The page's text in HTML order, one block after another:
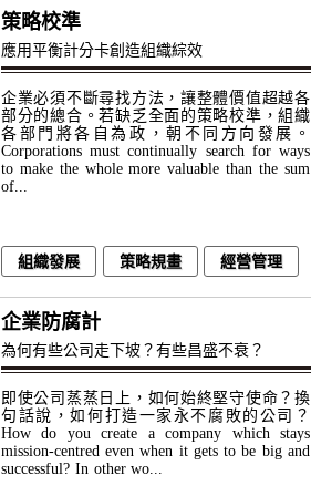
策略校準
應用平衡計分卡創造組織綜效
企業必須不斷尋找方法，讓整體價值超越各
部分的總合。若缺乏全面的策略校準，組織
各部門將各自為政，朝不同方向發展。
Corporations must continually search for ways
to make the whole more valuable than the sum
of...
組織發展 策略規畫 經營管理
企業防腐計
為何有些公司走下坡？有些昌盛不衰？
即使公司蒸蒸日上，如何始終堅守使命？換
句話說，如何打造一家永不腐敗的公司？
How do you create a company which stays
mission-centred even when it gets to be big and
successful? In other wo...